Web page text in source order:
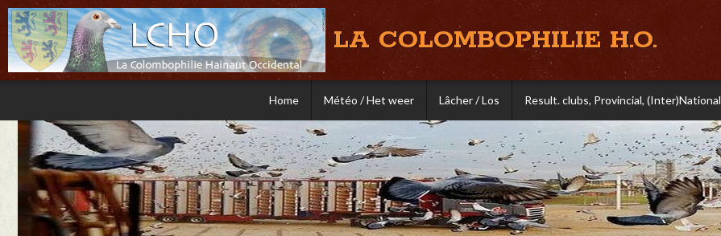
LA COLOMBOPHILIE H.O.
Home Météo / Het weer Lâcher / Los Result. clubs, Provincial, (Inter)National